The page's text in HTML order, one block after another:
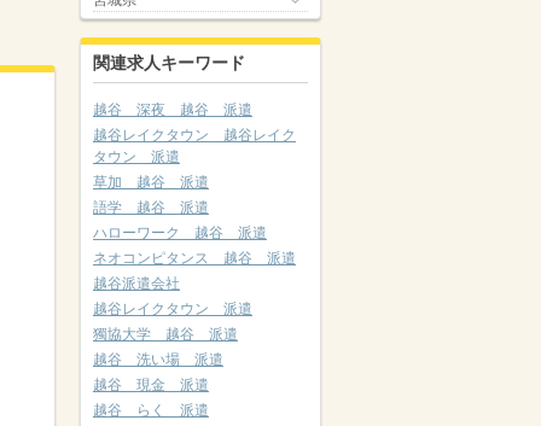
関連求人キーワード
越谷 深夜 越谷 派遣
越谷レイクタウン 越谷レイク
タウン 派遣
草加 越谷 派遣
語学 越谷 派遣
ハローワーク 越谷 派遣
ネオコンピタンス 越谷 派遣
越谷派遣会社
越谷レイクタウン 派遣
獨協大学 越谷 派遣
越谷 洗い場 派遣
越谷 現金 派遣
越谷 らく 派遣